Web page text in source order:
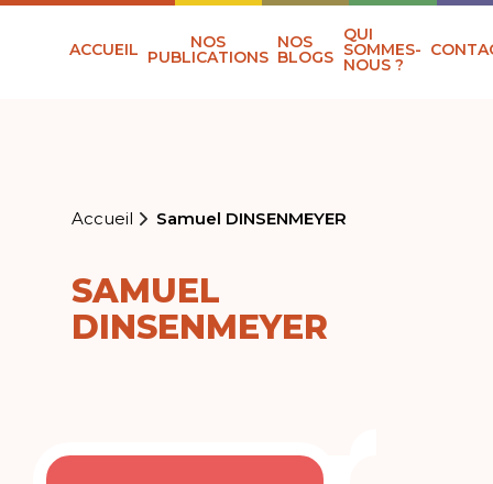
ACCUEIL NOS
PUBLICATIONS
NOS
BLOGS
QUI
SOMMES-
NOUS ?
Accueil Samuel DINSENMEYER
SAMUEL
DINSENMEYER